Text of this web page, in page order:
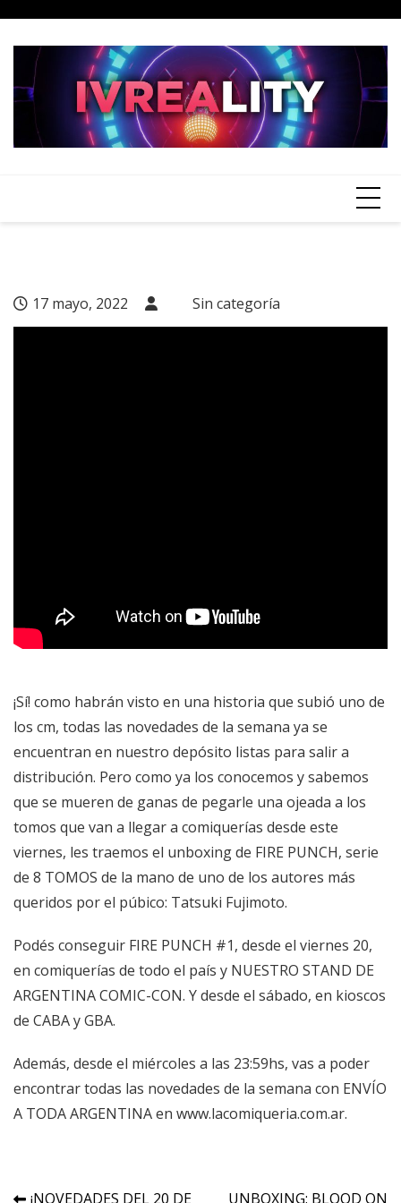
content
17 mayo, 2022 Sin categoría
¡Sí! como habrán visto en una historia que subió uno de
los cm, todas las novedades de la semana ya se
encuentran en nuestro depósito listas para salir a
distribución. Pero como ya los conocemos y sabemos
que se mueren de ganas de pegarle una ojeada a los
tomos que van a llegar a comiquerías desde este
viernes, les traemos el unboxing de FIRE PUNCH, serie
de 8 TOMOS de la mano de uno de los autores más
queridos por el púbico: Tatsuki Fujimoto.
Podés conseguir FIRE PUNCH #1, desde el viernes 20,
en comiquerías de todo el país y NUESTRO STAND DE
ARGENTINA COMIC-CON. Y desde el sábado, en kioscos
de CABA y GBA.
Además, desde el miércoles a las 23:59hs, vas a poder
encontrar todas las novedades de la semana con ENVÍO
A TODA ARGENTINA en www.lacomiqueria.com.ar.
¡NOVEDADES DEL 20 DE UNBOXING: BLOOD ON